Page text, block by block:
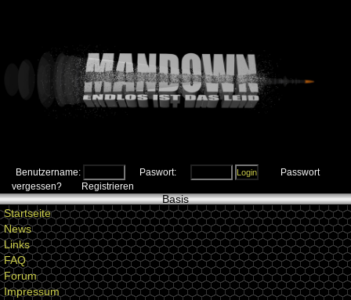
Benutzername: Paswort:
Passwort
vergessen?
Registrieren
Basis
Startseite
News
Links
FAQ
Forum
Impressum